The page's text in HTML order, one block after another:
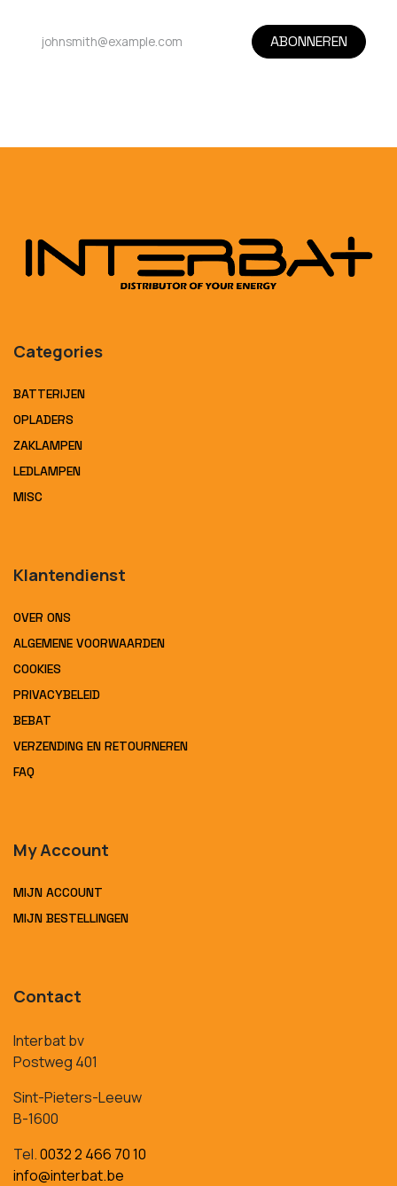
ABONNEREN
Categories
BATTERIJEN
OPLADERS
ZAKLAMPEN
LEDLAMPEN
MISC
Klantendienst
OVER ONS
ALGEMENE VOORWAARDEN
COOKIES
PRIVACYBELEID
BEBAT
VERZENDING EN RETOURNEREN
FAQ
My Account
MIJN ACCOUNT
MIJN BESTELLINGEN
Contact
Interbat bv
Postweg 401
Sint-Pieters-Leeuw
B-1600
Tel.0032 2 466 70 10
info@interbat.be